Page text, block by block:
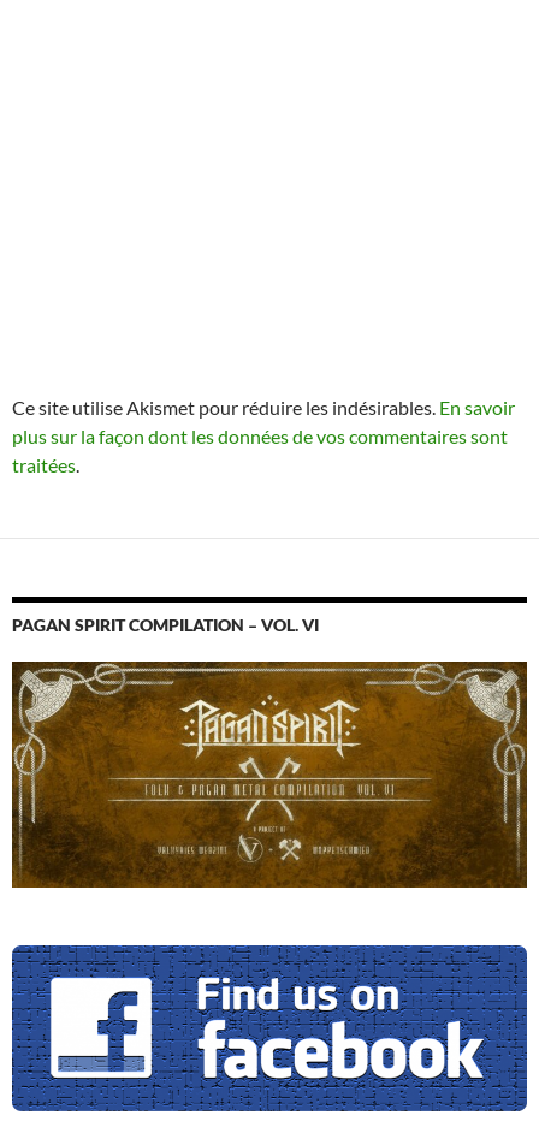
Ce site utilise Akismet pour réduire les indésirables. En savoir
plus sur la façon dont les données de vos commentaires sont
traitées.
PAGAN SPIRIT COMPILATION – VOL. VI